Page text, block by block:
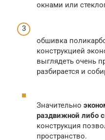
окнами или
обшивка
конструкцией
выглядеть очень
разбирается и
Значительно
раздвижной либо
конструкция
пространство.